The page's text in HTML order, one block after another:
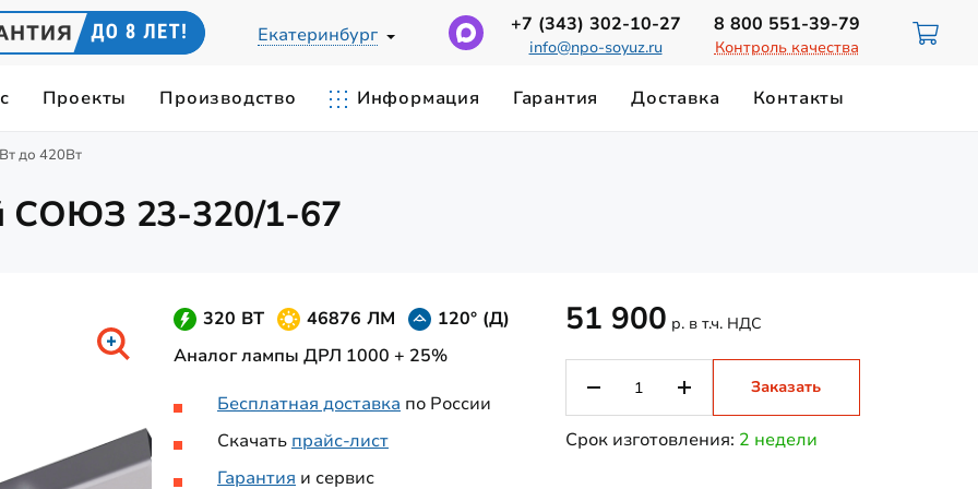
Екатеринбург +7 (343) 302-10-27
info@npo-soyuz.ru
8 800 551-39-79
Контроль качества
Светильники для цеха
Станочные светильники
Проекты Производство Информация
СВЕТА ЦВЕТОВАЯ ТЕМПЕРАТУРА
Гарантия Доставка Контакты
до 420Вт
СОЮЗ 23-320/1-67
320 ВТ 46876 ЛМ
120° (Д)
Аналог лампы ДРЛ 1000 + 25%
Бесплатная доставка по России
Скачать прайс-лист
Гарантия и сервис
51 900 р. в т.ч. НДС
Заказать
Срок изготовления: 2 недели